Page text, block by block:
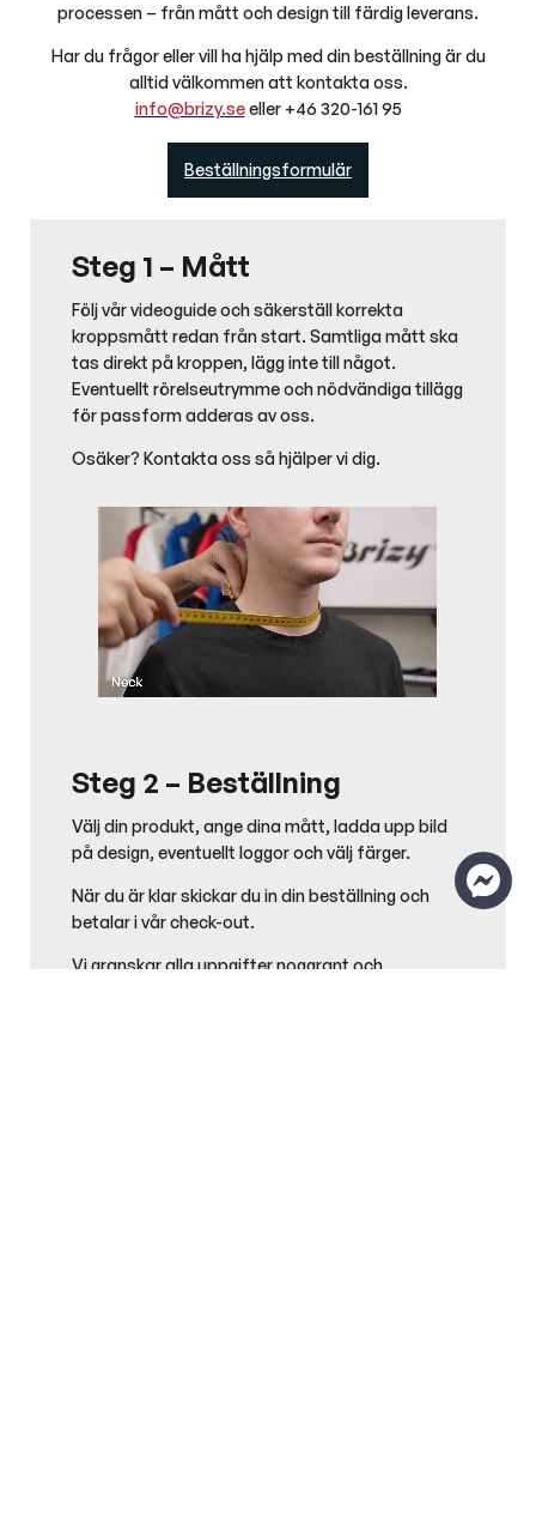
processen – från mått och design till färdig leverans.
Har du frågor eller vill ha hjälp med din beställning är du
alltid välkommen att kontakta oss.
info@brizy.seeller +46 320-161 95
Beställningsformulär
Steg 1 – Mått
Följ vår videoguide och säkerställ korrekta
kroppsmått redan från start. Samtliga mått ska
tas direkt på kroppen, lägg inte till något.
Eventuellt rörelseutrymme och nödvändiga tillägg
för passform adderas av oss.
Osäker? Kontakta oss så hjälper vi dig.
Steg 2 – Beställning
Välj din produkt, ange dina mått, ladda upp bild
på design, eventuellt loggor och välj färger.
När du är klar skickar du in din beställning och
betalar i vår check-out.
Vi granskar alla uppgifter noggrant och